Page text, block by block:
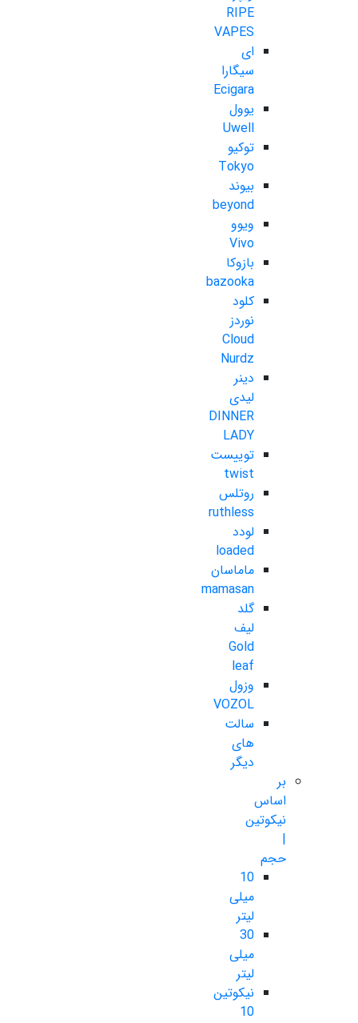
RIPE
VAPES
ای
سیگارا
Ecigara
یوول
Uwell
توکیو
Tokyo
بیوند
beyond
ویوو
Vivo
بازوکا
bazooka
کلود
نوردز
Cloud
Nurdz
دینر
لیدی
DINNER
LADY
توییست
twist
روتلس
ruthless
لودد
loaded
ماماسان
mamasan
گلد
لیف
Gold
leaf
وزول
VOZOL
سالت
های
دیگر
بر
اساس
نیکوتین
|
حجم
10
میلی
لیتر
30
میلی
لیتر
نیکوتین
10